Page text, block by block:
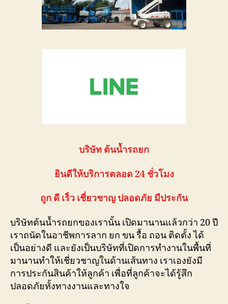
บริษัท ต้นน้ำรถยก
ยินดีให้บริการตลอด 24 ชั่วโมง
ถูก ดี เร็ว เชี่ยวชาญ ปลอดภัย มีประกัน
บริษัทต้นน้ำรถยกของเรานั้น เปิดมานานแล้วกว่า 20 ปี
เราถนัดในอาชีพการลาก ยก ขน รื้อ ถอน ติดตั้ง ได้
เป็นอย่างดี และยังเป็นบริษัทที่เปิดการทำงานในพื้นที่
มานานทำให้เชี่ยวชาญในด้านเส้นทาง เราเองยังมี
การประกันสินค้าให้ลูกค้า เพื่อที่ลูกค้าจะได้รู้สึก
ปลอดภัยทั้งทางงานและทางใจ